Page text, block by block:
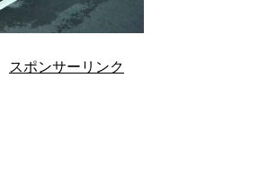
スポンサーリンク